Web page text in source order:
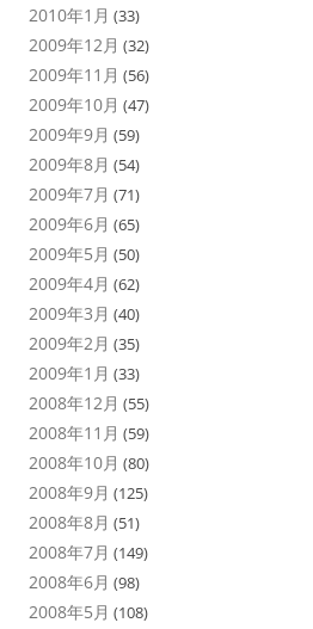
2010年1月 (33)
2009年12月 (32)
2009年11月 (56)
2009年10月 (47)
2009年9月 (59)
2009年8月 (54)
2009年7月 (71)
2009年6月 (65)
2009年5月 (50)
2009年4月 (62)
2009年3月 (40)
2009年2月 (35)
2009年1月 (33)
2008年12月 (55)
2008年11月 (59)
2008年10月 (80)
2008年9月 (125)
2008年8月 (51)
2008年7月 (149)
2008年6月 (98)
2008年5月 (108)